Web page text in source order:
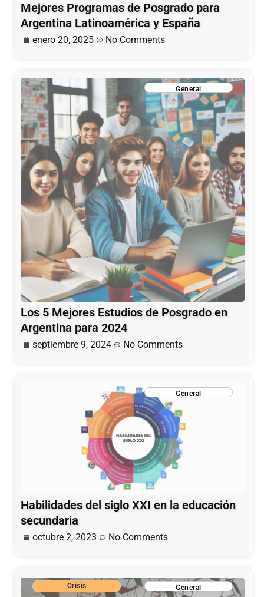
Mejores Programas de Posgrado para
Argentina Latinoamérica y España
enero 20, 2025 No Comments
General
Los 5 Mejores Estudios de Posgrado en
Argentina para 2024
septiembre 9, 2024 No Comments
General
Habilidades del siglo XXI en la educación
secundaria
octubre 2, 2023 No Comments
Crisis General